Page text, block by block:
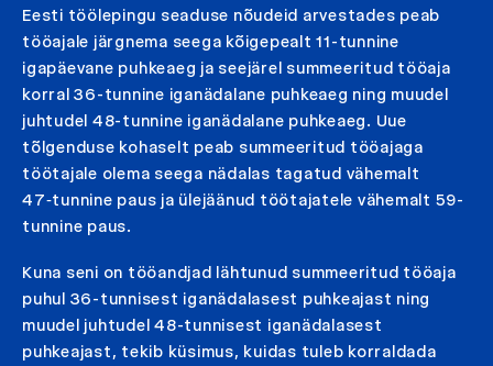
Eesti töölepingu seaduse nõudeid arvestades peab
tööajale järgnema seega kõigepealt 11-tunnine
igapäevane puhkeaeg ja seejärel summeeritud tööaja
korral 36-tunnine iganädalane puhkeaeg ning muudel
juhtudel 48-tunnine iganädalane puhkeaeg. Uue
tõlgenduse kohaselt peab summeeritud tööajaga
töötajale olema seega nädalas tagatud vähemalt
47‑tunnine paus ja ülejäänud töötajatele vähemalt 59-
tunnine paus.
Kuna seni on tööandjad lähtunud summeeritud tööaja
puhul 36-tunnisest iganädalasest puhkeajast ning
muudel juhtudel 48-tunnisest iganädalasest
puhkeajast, tekib küsimus, kuidas tuleb korraldada